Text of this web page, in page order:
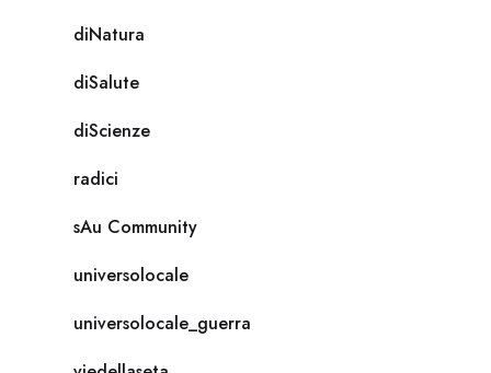
diNatura
diSalute
diScienze
radici
sAu Community
universolocale
universolocale_guerra